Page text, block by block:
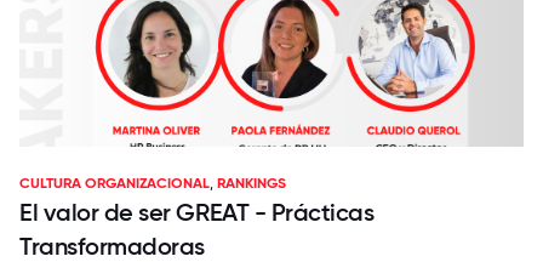
CULTURA ORGANIZACIONAL,RANKINGS
El valor de ser GREAT - Prácticas
Transformadoras